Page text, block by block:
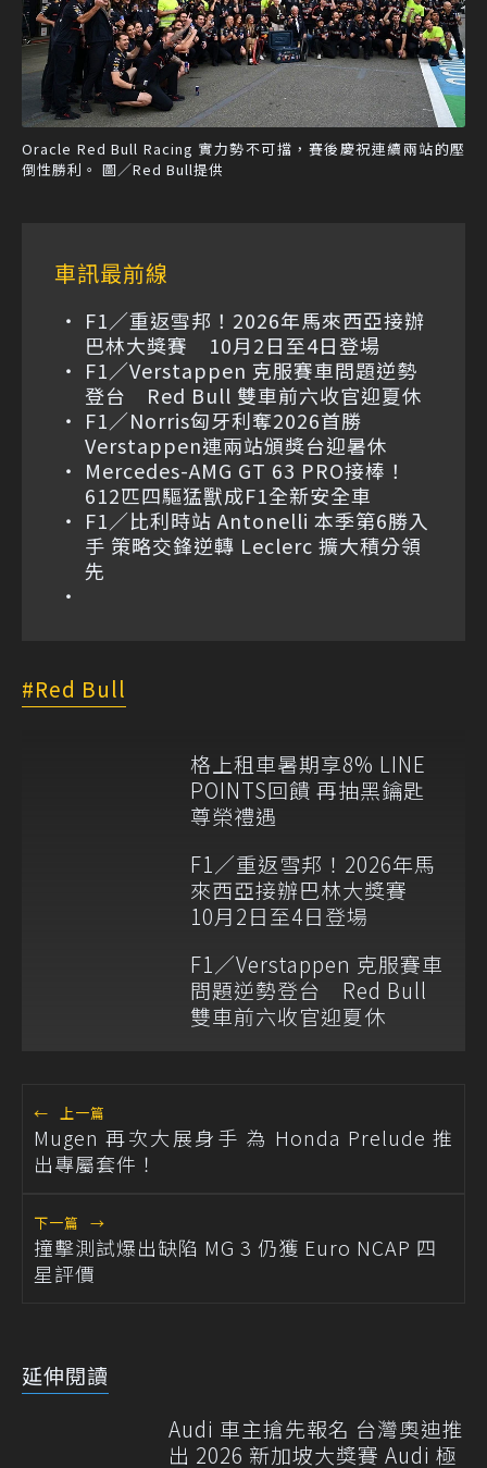
Oracle Red Bull Racing 實力勢不可擋，賽後慶祝連續兩站的壓
倒性勝利。 圖／Red Bull提供
車訊最前線
F1／重返雪邦！2026年馬來西亞接辦
巴林大獎賽 10月2日至4日登場
F1／Verstappen 克服賽車問題逆勢
登台 Red Bull 雙車前六收官迎夏休
F1／Norris匈牙利奪2026首勝
Verstappen連兩站頒獎台迎暑休
Mercedes-AMG GT 63 PRO接棒！
612匹四驅猛獸成F1全新安全車
F1／比利時站 Antonelli 本季第6勝入
手 策略交鋒逆轉 Leclerc 擴大積分領
先
Red Bull
格上租車暑期享8% LINE
POINTS回饋 再抽黑鑰匙
尊榮禮遇
F1／重返雪邦！2026年馬
來西亞接辦巴林大獎賽
10月2日至4日登場
F1／Verstappen 克服賽車
問題逆勢登台 Red Bull
雙車前六收官迎夏休
← 上一篇
Mugen 再次大展身手 為 Honda Prelude 推
出專屬套件！
下一篇 →
撞擊測試爆出缺陷 MG 3 仍獲 Euro NCAP 四
星評價
延伸閱讀
Audi 車主搶先報名 台灣奧迪推
出 2026 新加坡大獎賽 Audi 極